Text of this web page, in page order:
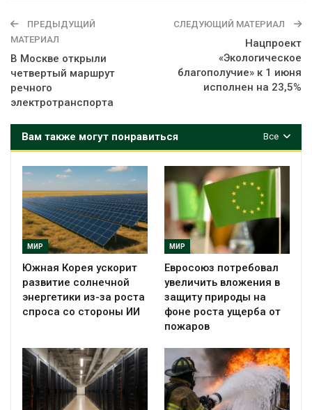
ПРЕДЫДУЩИЙ
МАТЕРИАЛ
В Москве открыли
четвертый маршрут
речного
электротранспорта
СЛЕДУЮЩИЙ МАТЕРИАЛ
Нацпроект
«Экологическое
благополучие» к 1 июня
исполнен на 23,5%
Все
Вам также могут понравиться
МИР
Южная Корея ускорит
развитие солнечной
энергетики из-за роста
спроса со стороны ИИ
МИР
Евросоюз потребовал
увеличить вложения в
защиту природы на
фоне роста ущерба от
пожаров